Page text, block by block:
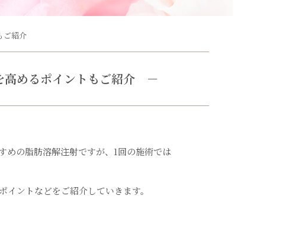
ご紹介
高めるポイントもご紹介 －
めの脂肪溶解注射ですが、1回の施術では
ントなどをご紹介していきます。